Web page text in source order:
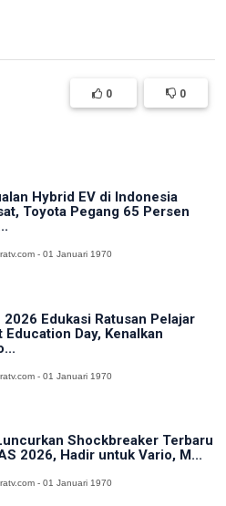
0 0
Hybrid EV di Indonesia
Toyota Pegang 65 Persen
- 01 Januari 1970
2026 Edukasi Ratusan Pelajar
Education Day, Kenalkan
- 01 Januari 1970
Shockbreaker Terbaru
2026, Hadir untuk Vario, M...
- 01 Januari 1970